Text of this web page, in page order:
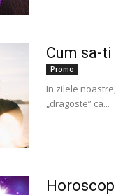
Cum sa-
Promo
In zilele
„dragoste” ca...